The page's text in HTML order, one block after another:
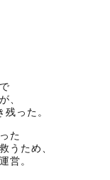
、
った。
た
うため、
営。